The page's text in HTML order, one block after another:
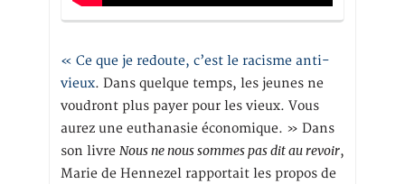
« Ce que je redoute, c’est le racisme anti-
vieux. Dans quelque temps, les jeunes ne
voudront plus payer pour les vieux. Vous
aurez une euthanasie économique. » Dans
son livre Nous ne nous sommes pas dit au revoir,
Marie de Hennezel rapportait les propos de